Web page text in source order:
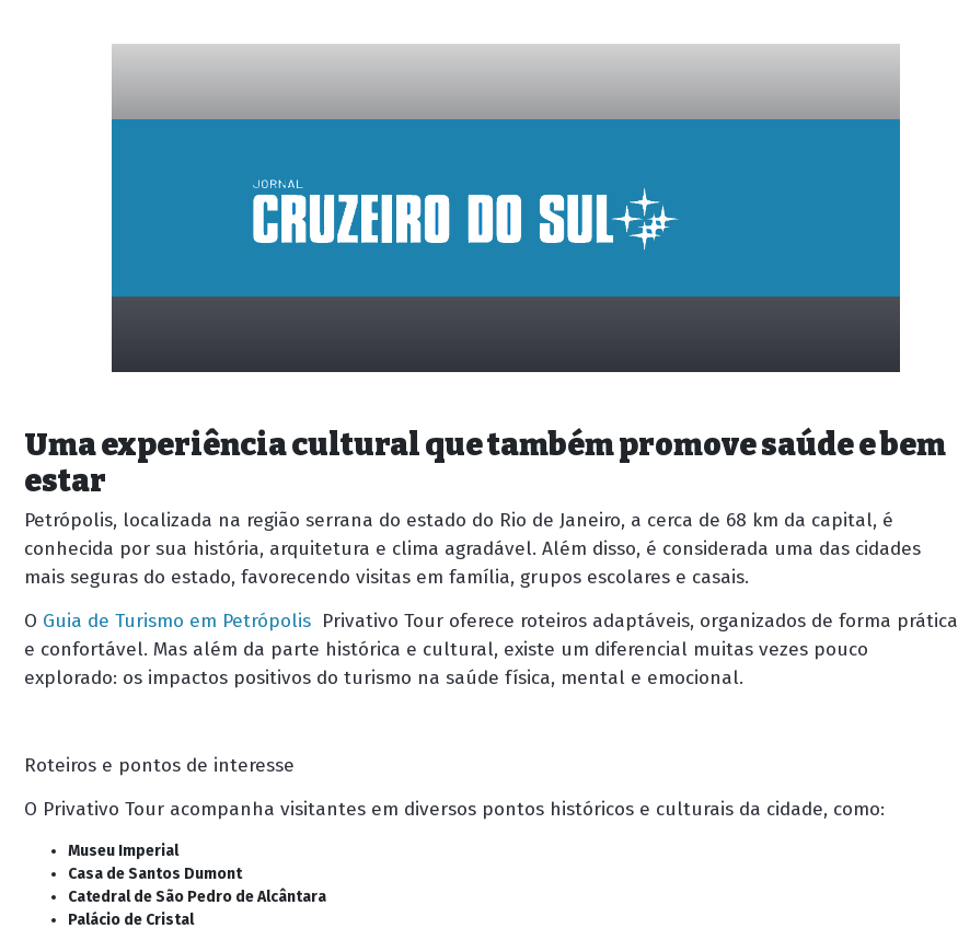
placeholder
Uma experiência cultural que também promove saúde e bem
estar
Petrópolis, localizada na região serrana do estado do Rio de Janeiro, a cerca de 68 km da capital, é
conhecida por sua história, arquitetura e clima agradável. Além disso, é considerada uma das cidades
mais seguras do estado, favorecendo visitas em família, grupos escolares e casais.
O Guia de Turismo em Petrópolis Privativo Tour oferece roteiros adaptáveis, organizados de forma prática
e confortável. Mas além da parte histórica e cultural, existe um diferencial muitas vezes pouco
explorado: os impactos positivos do turismo na saúde física, mental e emocional.
Roteiros e pontos de interesse
O Privativo Tour acompanha visitantes em diversos pontos históricos e culturais da cidade, como:
Museu Imperial
Casa de Santos Dumont
Catedral de São Pedro de Alcântara
Palácio de Cristal